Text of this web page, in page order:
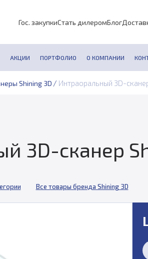
Гос. закупкиСтать дилеромБлог
АКЦИИ ПОРТФОЛИО О КОМПАНИИ
Shining 3D / Интраоральный 3D-
3D-сканер
Все товары бренда Shining 3D